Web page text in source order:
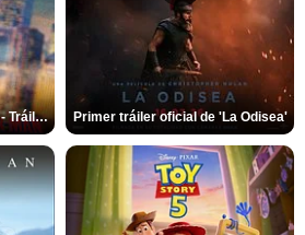
'Spider-Man Un Nuevo Día' - Tráiler oficial subtitulado Primer tráiler oficial de 'La Odisea'